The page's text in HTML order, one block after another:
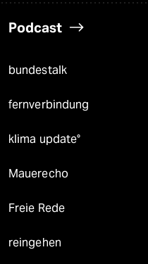
Podcast
bundestalk
fernverbindung
klima update°
Mauerecho
Freie Rede
reingehen